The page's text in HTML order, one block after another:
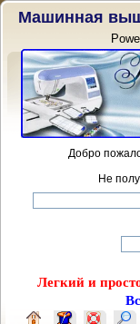
Машинная
Добро
Не
Легкий и